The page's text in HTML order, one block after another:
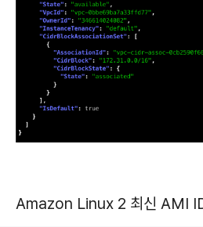
Amazon Linux 2 최신 AMI